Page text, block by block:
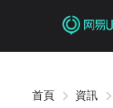
首頁 資訊